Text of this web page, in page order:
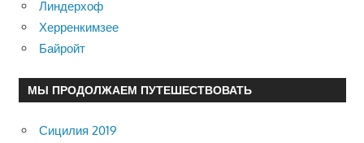
Линдерхоф
Херренкимзее
Байройт
МЫ ПРОДОЛЖАЕМ ПУТЕШЕСТВОВАТЬ
Сицилия 2019